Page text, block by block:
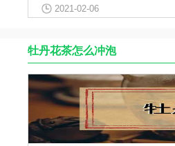
2021-02-06
牡丹花茶怎么冲泡